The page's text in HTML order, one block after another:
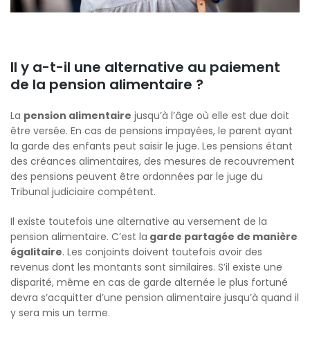
Il y a-t-il une alternative au paiement
de la pension alimentaire ?
La pension alimentaire jusqu’à l’âge où elle est due doit
être versée. En cas de pensions impayées, le parent ayant
la garde des enfants peut saisir le juge. Les pensions étant
des créances alimentaires, des mesures de recouvrement
des pensions peuvent être ordonnées par le juge du
Tribunal judiciaire compétent.
Il existe toutefois une alternative au versement de la
pension alimentaire. C’est la garde partagée de manière
égalitaire. Les conjoints doivent toutefois avoir des
revenus dont les montants sont similaires. S’il existe une
disparité, même en cas de garde alternée le plus fortuné
devra s’acquitter d’une pension alimentaire jusqu’à quand il
y sera mis un terme.